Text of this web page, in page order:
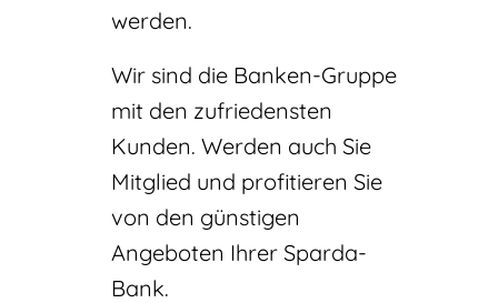
werden.
Wir sind die Banken-Gruppe
mit den zufriedensten
Kunden. Werden auch Sie
Mitglied und profitieren Sie
von den günstigen
Angeboten Ihrer Sparda-
Bank.